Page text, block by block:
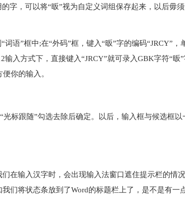
字，可以将“昄”视为自定义词组保存起来，以后毋
语”框中;在“外码”框，键入“昄”字的编码“JRCY”，
入方式下，直接键入“JRCY”就可录入GBK字符“昄
你的输入。
标跟随”勾选去除后确定。以后，输入框与候选框以
在输入汉字时，会出现输入法窗口遮住提示栏的情
们将状态条放到了Word的标题栏上了，是不是有一